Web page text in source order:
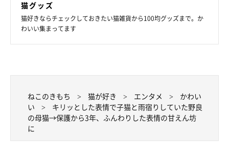
「保護したときは、子猫・みたらしの世話をしっかり焼いている
うえ、結構自立しているような性格だったので『しっかりした母
親っぽいコだな』と思っていたのですが、一緒に暮らすうちにだ
んだん甘えてくれるようになりました。
“かまってほしい”とアピールしたりするようにもなり、性格が逆
焼いているところも愛しいですが、幼くなった一面もかわいくて
仕方ありません」
猫グッズ
猫好きならチェックしておきたい猫雑貨から100均グッズまで。か
わいい集まってます
ねこのきもち 猫が好き エンタメ
かわい
い
キリッとした表情で子猫と雨宿りしていた野良
の母猫→保護から3年、ふんわりした表情の甘えん坊
に